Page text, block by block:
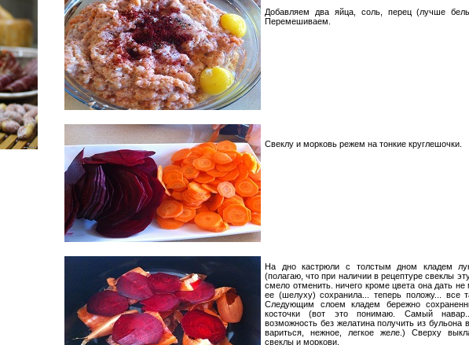
Добавляем два яйца, соль, перец (лучше
Перемешиваем.
Свеклу и морковь режем на тонкие круглешочки.
На дно кастрюли с толстым дном кладем
(полагаю, что при наличии в рецептуре свеклы
смело отменить. ничего кроме цвета она дать
ее (шелуху) сохранила... теперь положу... все
Следующим слоем кладем бережно
косточки (вот это понимаю. Самый
возможность без желатина получить из бульона
вариться, нежное, легкое желе.) Сверху
свеклы и моркови.